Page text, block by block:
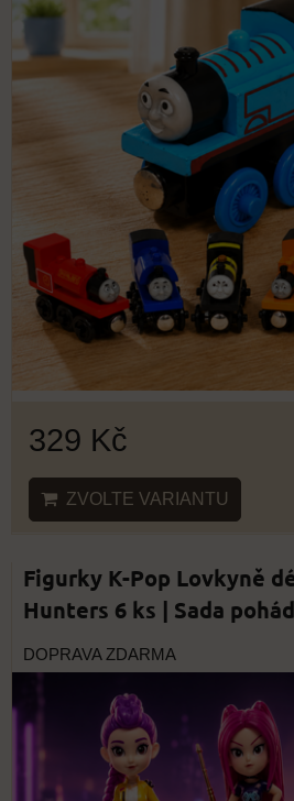
329 Kč
ZVOLTE VARIANTU
Figurky K-Pop Lovkyně
Hunters 6 ks | Sada
DOPRAVA ZDARMA